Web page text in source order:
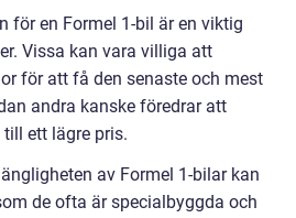
för en Formel 1-bil är en viktig
Vissa kan vara villiga att
för att få den senaste och mest
andra kanske föredrar att
ett lägre pris.
av Formel 1-bilar kan
de ofta är specialbyggda och